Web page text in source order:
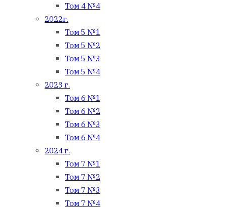
Том 4 №4
2022г.
Том 5 №1
Том 5 №2
Том 5 №3
Том 5 №4
2023 г.
Том 6 №1
Том 6 №2
Том 6 №3
Том 6 №4
2024 г.
Том 7 №1
Том 7 №2
Том 7 №3
Том 7 №4